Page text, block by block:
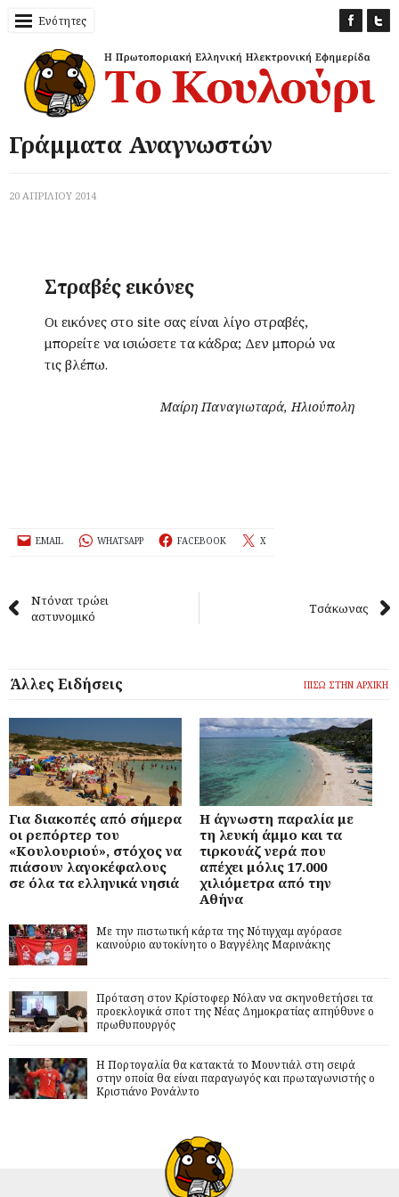
Ενότητες
Γράμματα Αναγνωστών
20 ΑΠΡΙΛΙΟΥ 2014
Στραβές εικόνες
Οι εικόνες στο site σας είναι λίγο στραβές,
μπορείτε να ισιώσετε τα κάδρα; Δεν μπορώ να
τις βλέπω.
Μαίρη Παναγιωταρά, Ηλιούπολη
EMAIL WHATSAPP FACEBOOK X
Ντόνατ τρώει
αστυνομικό
Τσάκωνας
Άλλες Ειδήσεις ΠΙΣΩ ΣΤΗΝ ΑΡΧΙΚΗ
Για διακοπές από σήμερα
οι ρεπόρτερ του
«Κουλουριού», στόχος να
πιάσουν λαγοκέφαλους
σε όλα τα ελληνικά νησιά
Η άγνωστη παραλία με
τη λευκή άμμο και τα
τιρκουάζ νερά που
απέχει μόλις 17.000
χιλιόμετρα από την
Αθήνα
Με την πιστωτική κάρτα της Νότιγχαμ αγόρασε
καινούριο αυτοκίνητο ο Βαγγέλης Μαρινάκης
Πρόταση στον Κρίστοφερ Νόλαν να σκηνοθετήσει τα
προεκλογικά σποτ της Νέας Δημοκρατίας απηύθυνε ο
πρωθυπουργός
Η Πορτογαλία θα κατακτά το Μουντιάλ στη σειρά
στην οποία θα είναι παραγωγός και πρωταγωνιστής ο
Κριστιάνο Ρονάλντο